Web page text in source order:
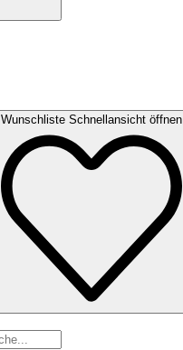
Wunschliste Schnellansicht öffnen